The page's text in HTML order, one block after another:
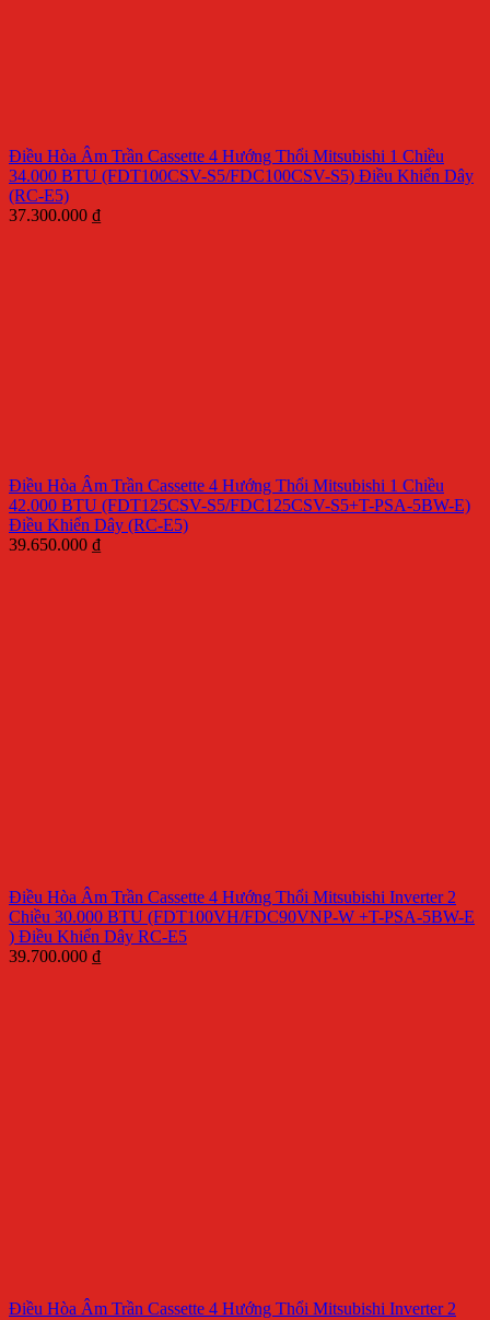
Điều Hòa Âm Trần Cassette 4 Hướng Thổi Mitsubishi 1 Chiều
34.000 BTU (FDT100CSV-S5/FDC100CSV-S5) Điều Khiển Dây
(RC-E5)
37.300.000 ₫
Điều Hòa Âm Trần Cassette 4 Hướng Thổi Mitsubishi 1 Chiều
42.000 BTU (FDT125CSV-S5/FDC125CSV-S5+T-PSA-5BW-E)
Điều Khiển Dây (RC-E5)
39.650.000 ₫
Điều Hòa Âm Trần Cassette 4 Hướng Thổi Mitsubishi Inverter 2
Chiều 30.000 BTU (FDT100VH/FDC90VNP-W +T-PSA-5BW-E
) Điều Khiển Dây RC-E5
39.700.000 ₫
Điều Hòa Âm Trần Cassette 4 Hướng Thổi Mitsubishi Inverter 2